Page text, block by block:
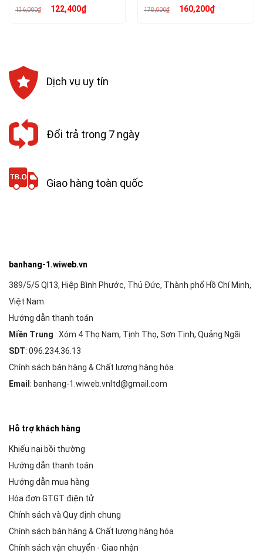
136,000₫ Giá
gốc122,400₫Giá 178,000₫ Giá
gốc160,200₫Giá
Dịch vụ uy tín
Đổi trả trong 7 ngày
Giao hàng toàn quốc
banhang-1.wiweb.vn
389/5/5 Ql13, Hiệp Bình Phước, Thủ Đức, Thành phố Hồ Chí Minh,
Việt Nam
Hướng dẫn thanh toán
Miền Trung : Xóm 4 Thọ Nam, Tịnh Thọ, Sơn Tịnh, Quảng Ngãi
SDT: 096.234.36.13
Chính sách bán hàng & Chất lượng hàng hóa
Email: banhang-1.wiweb.vnltd@gmail.com
Hỗ trợ khách hàng
Khiếu nại bồi thường
Hướng dẫn thanh toán
Hướng dẫn mua hàng
Hóa đơn GTGT điện tử
Chính sách và Quy định chung
Chính sách bán hàng & Chất lượng hàng hóa
Chính sách vận chuyển - Giao nhận